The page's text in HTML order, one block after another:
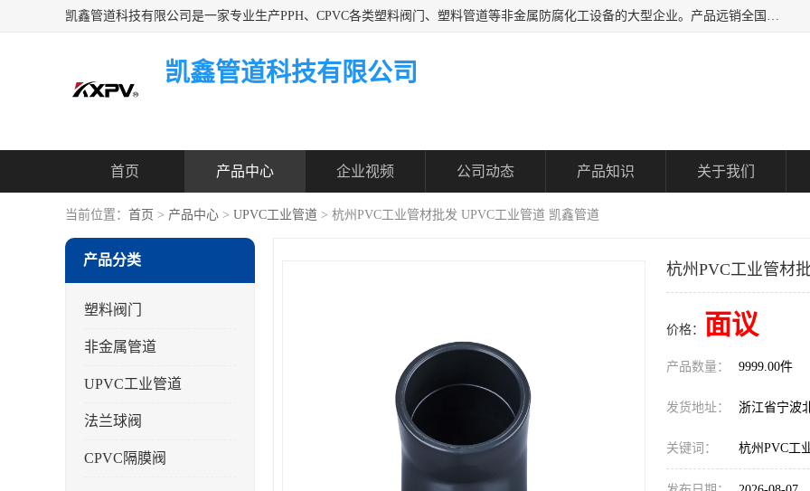
凯鑫管道科技有限公司是一家专业生产PPH、CPVC各类塑料阀门、塑料管道等非金属防腐化工设备的大型企业。产品远销全国三十一个省、市、自治区,广泛应用于化工、石油、氯碱、染料、制药、农药等行业，深受广大用户欢迎，是目前国内生产化工泵、阀门规模较大的生产基地之一。
凯鑫管道科技有限公司
首页 产品中心 企业视频 公司动态 产品知识 关于我们
当前位置： 首页 > 产品中心 > UPVC工业管道 > 杭州PVC工业管材批发 UPVC工业管道 凯鑫管道
产品分类
塑料阀门
非金属管道
UPVC工业管道
法兰球阀
CPVC隔膜阀
杭州PVC工业管材
价格： 面议
产品数量： 9999.00件
发货地址： 浙江省宁波
关键词： 杭州PVC工